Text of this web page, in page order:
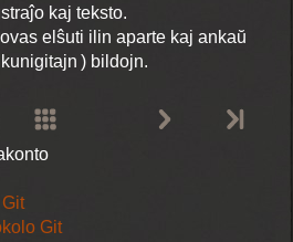
kaj teksto.
elŝuti ilin aparte kaj ankaŭ
) bildojn.
Git